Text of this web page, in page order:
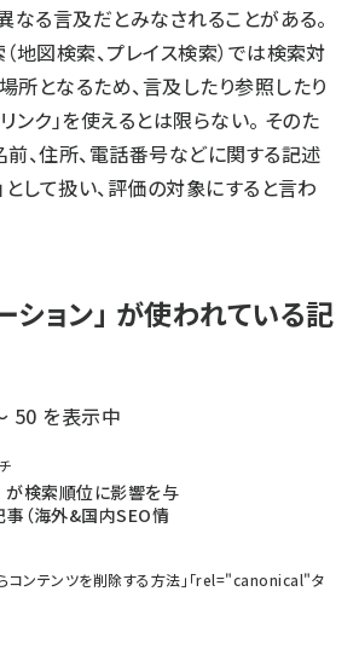
なる言及だとみなされることがある。
地図検索、プレイス検索）では検索対
所となるため、言及したり参照したり
ンク」を使えるとは限らない。 そのた
、住所、電話番号などに関する記述
として扱い、評価の対象にすると言わ
ション」 が使われている記
50 を表示中
検索順位に影響を与
（海外&国内SEO情
コンテンツを削除する方法」「rel="canonical"タ